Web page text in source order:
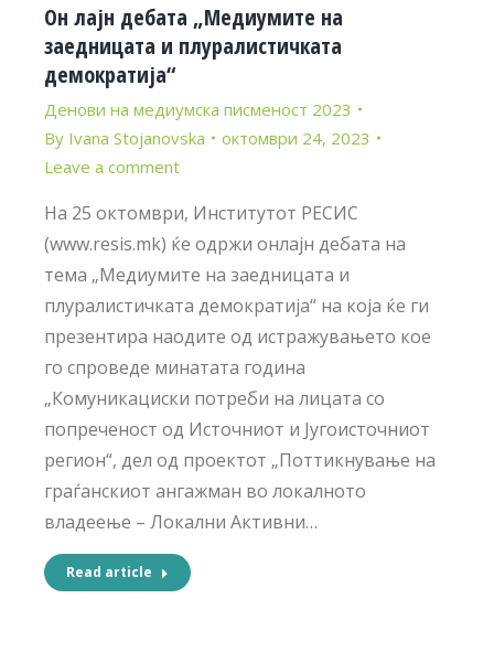
Он лајн дебата „Медиумите на
заедницата и плуралистичката
демократија“
Денови на медиумска писменост 2023
By Ivana Stojanovska
октомври 24, 2023
Leave a comment
На 25 октомври, Институтот РЕСИС
(www.resis.mk) ќе одржи онлајн дебата на
тема „Медиумите на заедницата и
плуралистичката демократија“ на која ќе ги
презентира наодите од истражувањето кое
го спроведе минатата година
„Комуникациски потреби на лицата со
попреченост од Источниот и Југоисточниот
регион“, дел од проектот „Поттикнување на
граѓанскиот ангажман во локалното
владеење – Локални Активни…
Read article